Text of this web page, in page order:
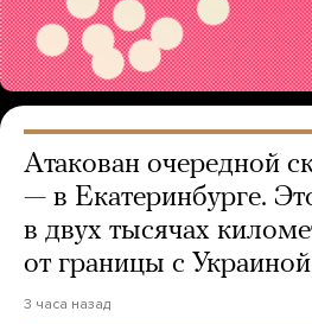
Атакован очередной
— в Екатеринбурге.
в двух тысячах
от границы с Украиной
3 часа назад